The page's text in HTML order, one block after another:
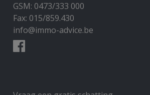
GSM: 0473/333 000
Fax: 015/859.430
info@immo-advice.be